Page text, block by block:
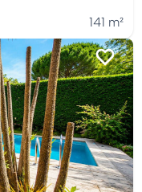
141 m²